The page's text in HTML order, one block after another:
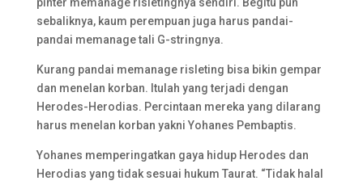
sebaliknya, kaum perempuan juga harus pandai-
pandai memanage tali G-stringnya.
Kurang pandai memanage risleting bisa bikin gempar
dan menelan korban. Itulah yang terjadi dengan
Herodes-Herodias. Percintaan mereka yang dilarang
harus menelan korban yakni Yohanes Pembaptis.
Yohanes memperingatkan gaya hidup Herodes dan
Herodias yang tidak sesuai hukum Taurat. “Tidak halal